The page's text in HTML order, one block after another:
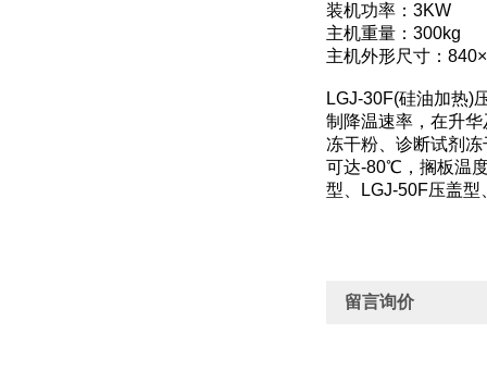
装机功率：3KW
主机重量：300kg
主机外形尺寸：
LGJ-30F(硅油加热)
制降温速率，在升
冻干粉、诊断试剂
可达-80℃，搁板温
型、LGJ-50F压盖
留言询价